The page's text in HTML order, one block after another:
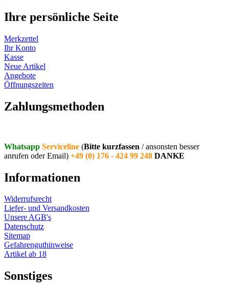
Ihre persönliche Seite
Merkzettel
Ihr Konto
Kasse
Neue Artikel
Angebote
Öffnungszeiten
Zahlungsmethoden
Whatsapp Serviceline (Bitte kurzfassen / ansonsten besser
anrufen oder Email) +49 (0) 176 - 424 99 248 DANKE
Informationen
Widerrufsrecht
Liefer- und Versandkosten
Unsere AGB's
Datenschutz
Sitemap
Gefahrenguthinweise
Artikel ab 18
Sonstiges